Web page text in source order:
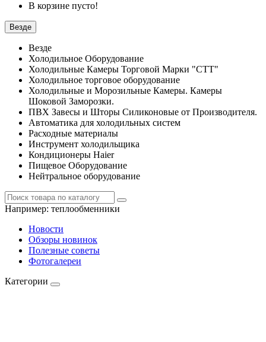
В корзине пусто!
Везде
Везде
Холодильное Оборудование
Холодильные Камеры Торговой Марки "СТТ"
Холодильное торговое оборудование
Холодильные и Морозильные Камеры. Камеры
Шоковой Заморозки.
ПВХ Завесы и Шторы Силиконовые от Производителя.
Автоматика для холодильных систем
Расходные материалы
Инструмент холодильщика
Кондиционеры Haier
Пищевое Оборудование
Нейтральное оборудование
Например: теплообменники
Новости
Обзоры новинок
Полезные советы
Фотогалереи
Категории